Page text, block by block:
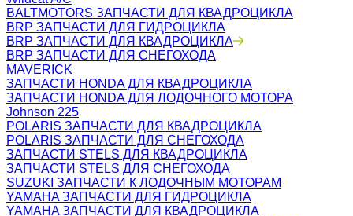
BALTMOTORS ЗАПЧАСТИ ДЛЯ КВАДРОЦИКЛА
BRP ЗАПЧАСТИ ДЛЯ ГИДРОЦИКЛА
BRP ЗАПЧАСТИ ДЛЯ КВАДРОЦИКЛА
BRP ЗАПЧАСТИ ДЛЯ СНЕГОХОДА
MAVERICK
ЗАПЧАСТИ HONDA ДЛЯ КВАДРОЦИКЛА
ЗАПЧАСТИ HONDA ДЛЯ ЛОДОЧНОГО МОТОРА
Johnson 225
POLARIS ЗАПЧАСТИ ДЛЯ КВАДРОЦИКЛА
POLARIS ЗАПЧАСТИ ДЛЯ СНЕГОХОДА
ЗАПЧАСТИ STELS ДЛЯ КВАДРОЦИКЛА
ЗАПЧАСТИ STELS ДЛЯ СНЕГОХОДА
SUZUKI ЗАПЧАСТИ К ЛОДОЧНЫМ МОТОРАМ
YAMAHA ЗАПЧАСТИ ДЛЯ ГИДРОЦИКЛА
YAMAHA ЗАПЧАСТИ ДЛЯ КВАДРОЦИКЛА